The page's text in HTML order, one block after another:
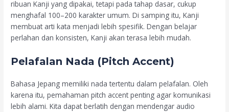
ribuan Kanji yang dipakai, tetapi pada tahap dasar, cukup
menghafal 100–200 karakter umum. Di samping itu, Kanji
membuat arti kata menjadi lebih spesifik. Dengan belajar
perlahan dan konsisten, Kanji akan terasa lebih mudah.
Pelafalan Nada (Pitch Accent)
Bahasa Jepang memiliki nada tertentu dalam pelafalan. Oleh
karena itu, pemahaman pitch accent penting agar komunikasi
lebih alami. Kita dapat berlatih dengan mendengar audio